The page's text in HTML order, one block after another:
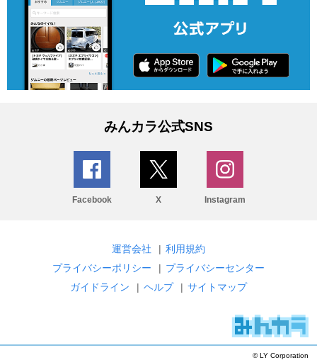
みんカラ公式SNS
Facebook X Instagram
運営会社 | 利用規約
プライバシーポリシー
| プライバシーセンター
ガイドライン
| ヘルプ | サイトマップ
© LY Corporation